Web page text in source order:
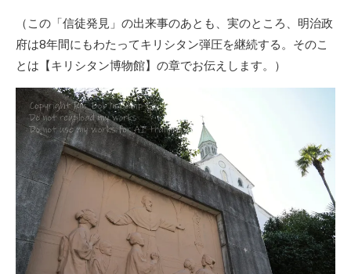
（この「信徒発見」の出来事のあとも、実のところ、明治政
府は8年間にもわたってキリシタン弾圧を継続する。そのこ
とは【キリシタン博物館】の章でお伝えします。）